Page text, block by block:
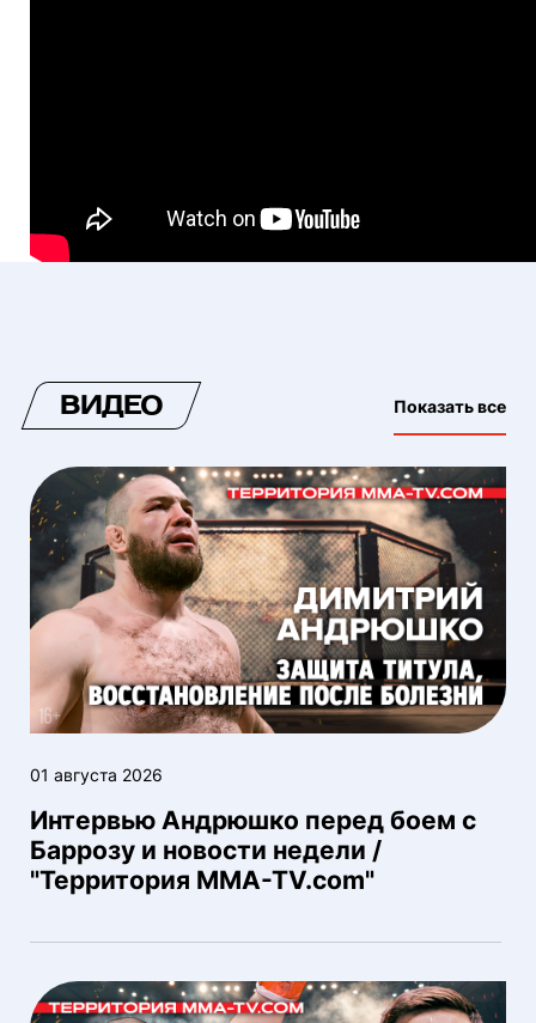
ВИДЕО Показать все
01 августа 2026
Интервью Андрюшко перед боем с
Баррозу и новости недели /
"Территория MMA-TV.com"